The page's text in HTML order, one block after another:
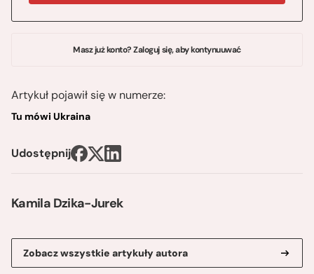
Kamila Dzika-Jurek
Zobacz wszystkie artykuły autora
Masz już konto? Zaloguj się, aby kontynuuwać
Artykuł pojawił się w numerze:
Tu mówi Ukraina
Udostępnij